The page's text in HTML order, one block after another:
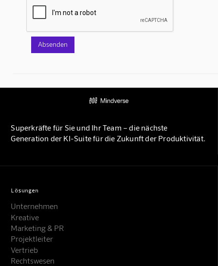
Superkräfte für Sie und Ihr Team – die nächste
Generation der KI-Suite für die Zukunft der Produktivität.
Lösungen
Unternehmen
Kreative
Marketing & PR
Projektleiter
Vertrieb
Rechtswesen